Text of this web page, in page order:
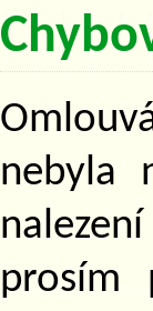
nebyla
prosím